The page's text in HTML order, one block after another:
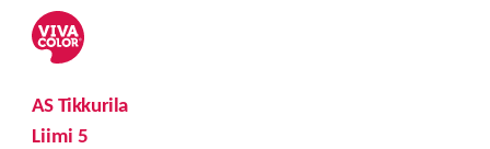
AS Tikkurila
Liimi 5